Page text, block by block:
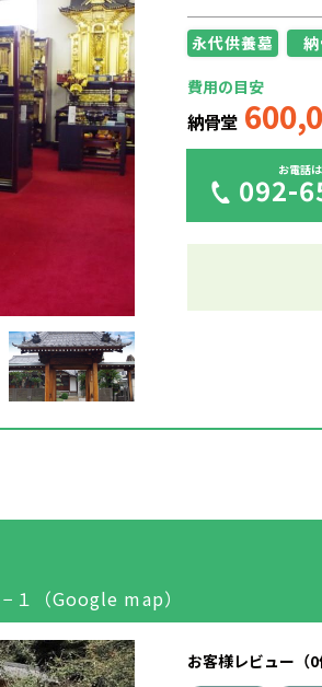
永代供養墓
費用の目安
納骨堂
お電話
092-
１ （Google map）
お客様レビュー（0